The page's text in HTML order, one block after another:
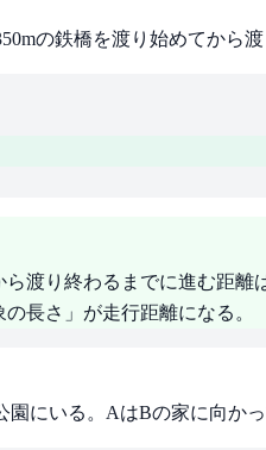
の鉄橋を渡り始めてから
渡り終わるまでに進む距離
長さ」が走行距離になる。
園にいる。AはBの家に向か